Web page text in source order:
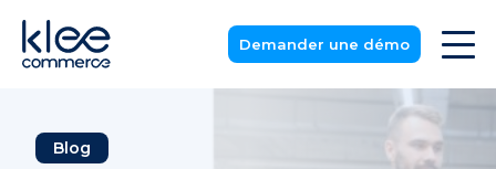
Demander une démo
Blog